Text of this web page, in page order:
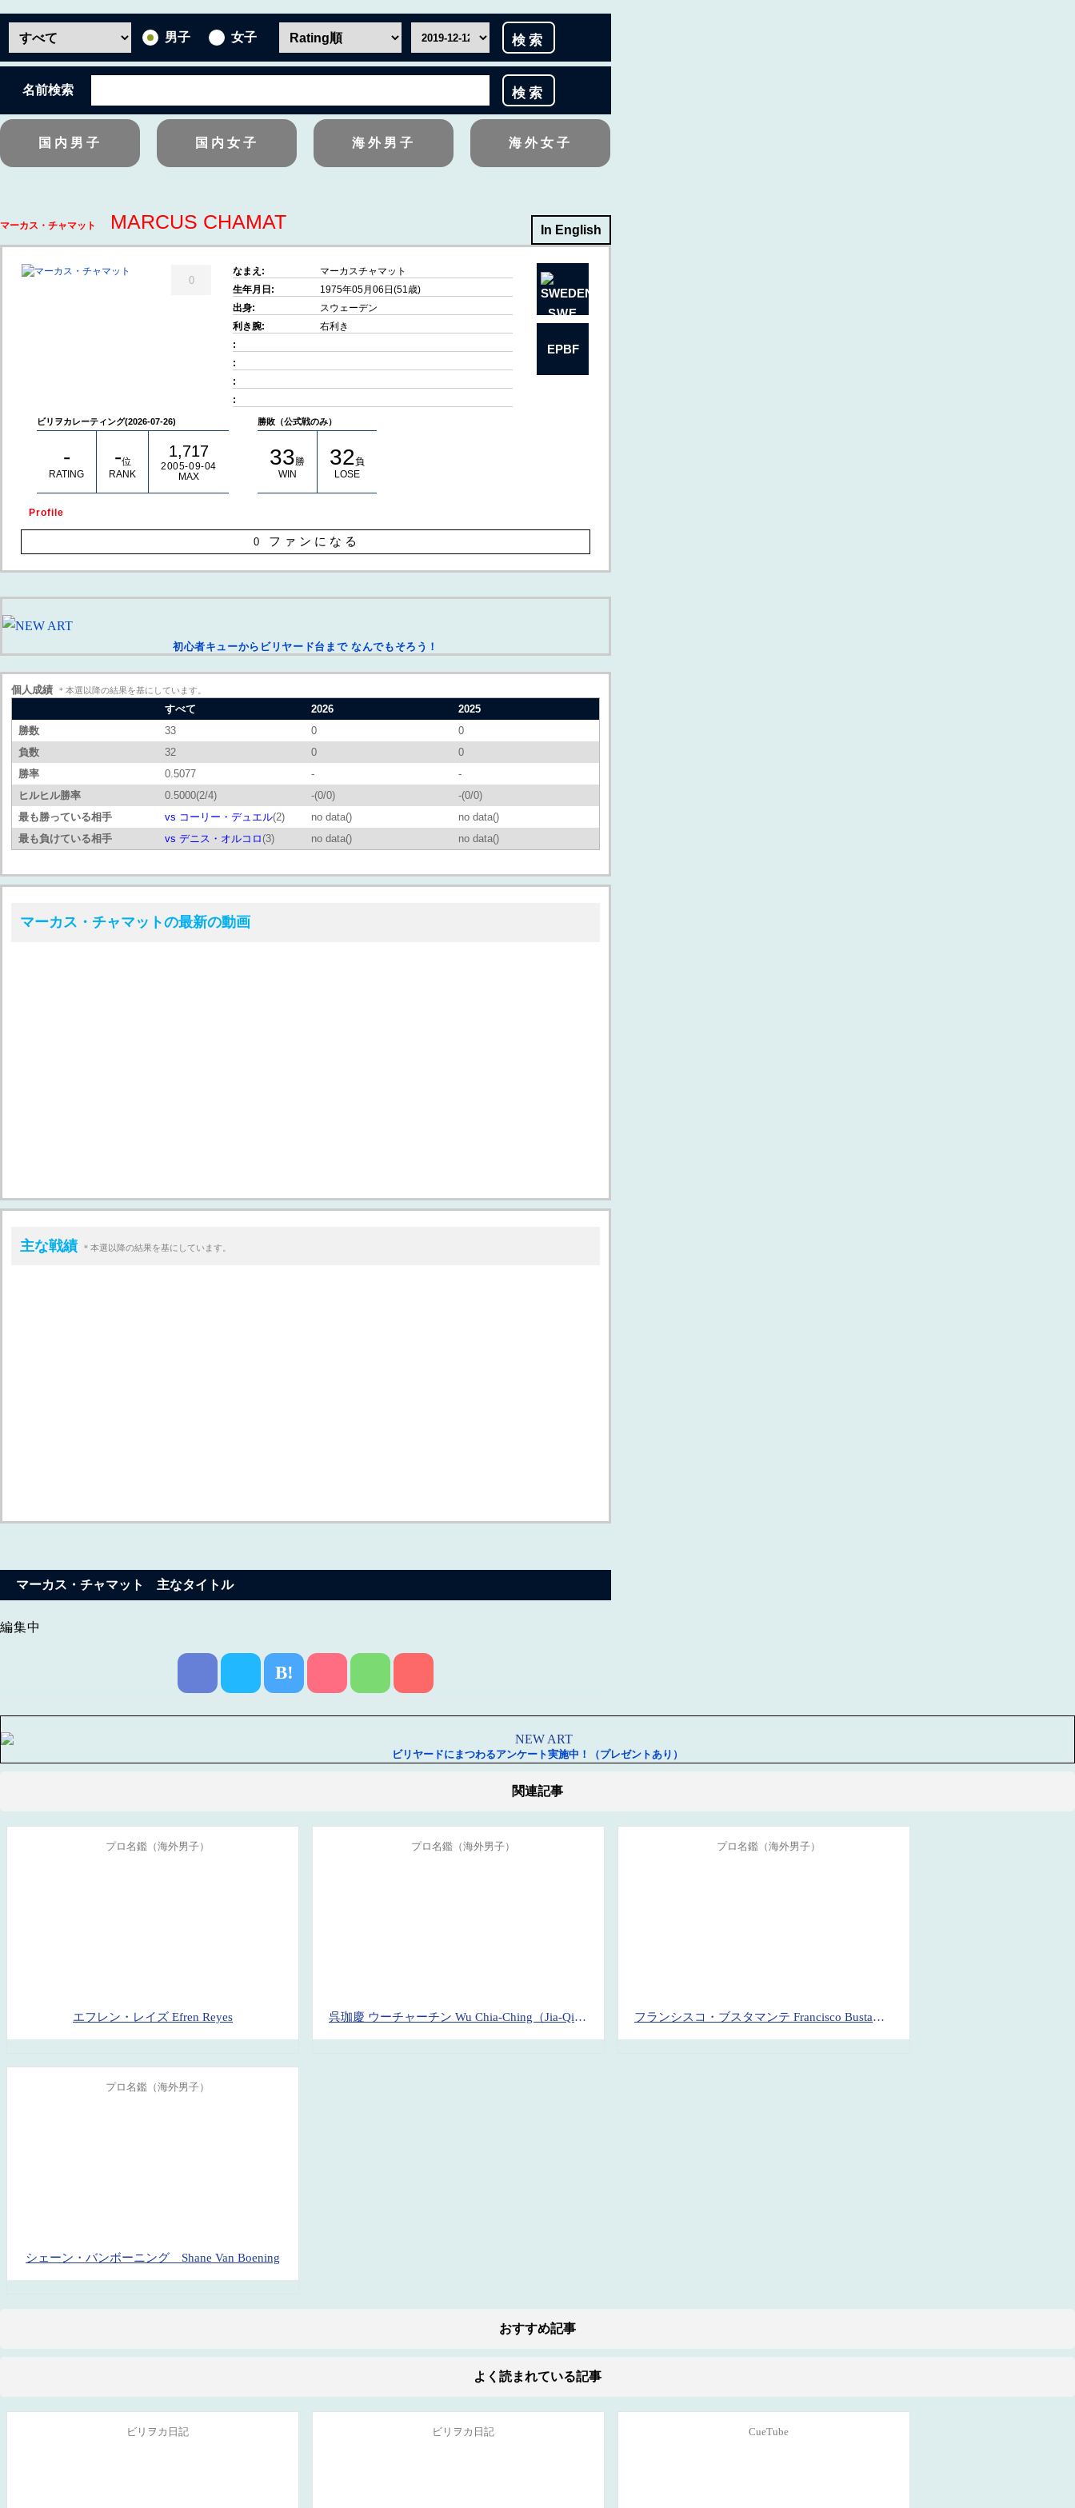
男子 女子 検索
名前検索 検索
国内男子 国内女子 海外男子 海外女子
マーカス・チャマット MARCUS CHAMAT In English
0
なまえ:
マーカスチャマット
生年月日:
1975年05月06日(51歳)
出身:
スウェーデン
利き腕:
右利き
:
:
:
:
SWE
EPBF
ビリヲカレーティング(2026-07-26)
-
RATING
-位
RANK
1,717
2005-09-04
MAX
勝敗（公式戦のみ）
33勝
WIN
32負
LOSE
Profile
0 ファンになる
初心者キューからビリヤード台まで なんでもそろう！
個人成績 ＊本選以降の結果を基にしています。
すべて 2026
2025
勝数
33 0
0
負数
32 0
0
勝率
0.5077 -
-
ヒルヒル勝率
0.5000(2/4) -(0/0)
-(0/0)
最も勝っている相手
vs コーリー・デュエル(2) no data()
no data()
最も負けている相手
vs デニス・オルコロ (3) no data() no data()
マーカス・チャマットの最新の動画
主な戦績 ＊本選以降の結果を基にしています。
マーカス・チャマット 主なタイトル
編集中
B!
ビリヤードにまつわるアンケート実施中！（プレゼントあり）
関連記事
プロ名鑑（海外男子）
エフレン・レイズ Efren Reyes
プロ名鑑（海外男子）
呉珈慶 ウーチャーチン Wu Chia-Ching（Jia-Qing）
プロ名鑑（海外男子）
フランシスコ・ブスタマンテ Francisco Bustamante
プロ名鑑（海外男子）
シェーン・バンボーニング Shane Van Boening
おすすめ記事
よく読まれている記事
ビリヲカ日記 ビリヲカ日記 CueTube